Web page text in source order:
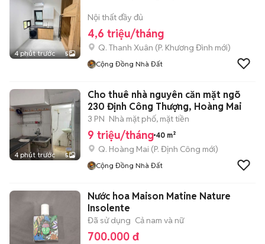
4 phút trước 5
Nội thất đầy đủ
4,6 triệu/tháng
Q. Thanh Xuân (P. Khương Đình mới)
Cộng Đồng Nhà Đất
4 phút trước 5
Cho thuê nhà nguyên căn mặt ngõ
230 Định Công Thượng, Hoàng Mai
3 PN Nhà mặt phố, mặt tiền
9 triệu/tháng 40 m²
Q. Hoàng Mai (P. Định Công mới)
Cộng Đồng Nhà Đất
Nước hoa Maison Matine Nature
Insolente
Đã sử dụng Cả nam và nữ
700.000 đ